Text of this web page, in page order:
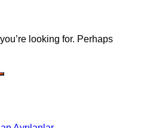
looking for. Perhaps